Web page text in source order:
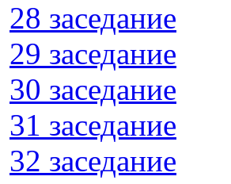
28 заседание
29 заседание
30 заседание
31 заседание
32 заседание